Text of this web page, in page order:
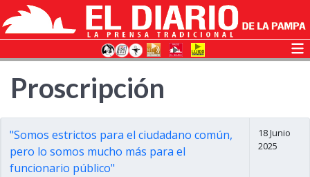
Proscripción
"Somos estrictos para el ciudadano común,
pero lo somos mucho más para el
funcionario público"
18 Junio
2025